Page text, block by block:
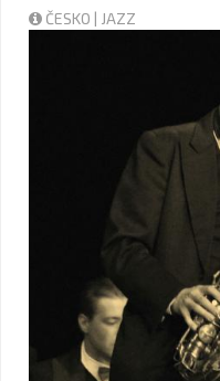
ČESKO | JAZZ